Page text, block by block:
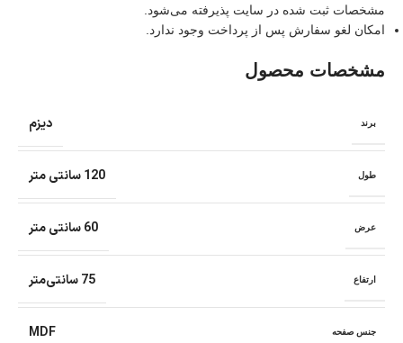
مشخصات ثبت شده در سایت پذیرفته می‌شود.
امکان لغو سفارش پس از پرداخت وجود ندارد.
مشخصات محصول
برند دیزم
طول 120 سانتی متر
عرض 60 سانتی متر
ارتفاع 75 سانتی‌متر
جنس صفحه MDF